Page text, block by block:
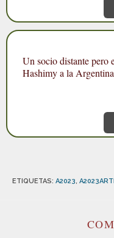
Un socio distante pero
Hashimy a la
ETIQUETAS: A2023,